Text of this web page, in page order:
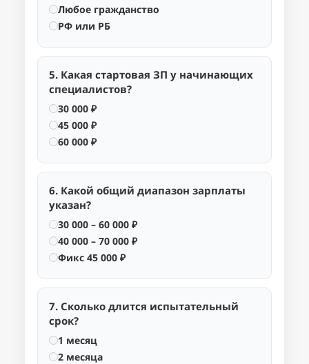
Любое гражданство
РФ или РБ
5. Какая стартовая ЗП у начинающих
специалистов?
30 000 ₽
45 000 ₽
60 000 ₽
6. Какой общий диапазон зарплаты
указан?
30 000 – 60 000 ₽
40 000 – 70 000 ₽
Фикс 45 000 ₽
7. Сколько длится испытательный
срок?
1 месяц
2 месяца